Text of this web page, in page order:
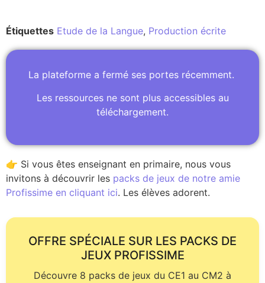
Étiquettes Etude de la Langue, Production écrite
La plateforme a fermé ses portes récemment.
Les ressources ne sont plus accessibles au
téléchargement.
👉 Si vous êtes enseignant en primaire, nous vous
invitons à découvrir les packs de jeux de notre amie
Profissime en cliquant ici. Les élèves adorent.
OFFRE SPÉCIALE SUR LES PACKS DE
JEUX PROFISSIME
Découvre 8 packs de jeux du CE1 au CM2 à